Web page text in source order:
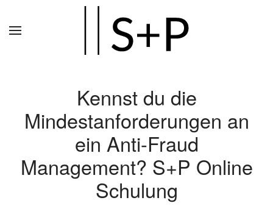
Kennst du die
Mindestanforderungen an
ein Anti-Fraud
Management? S+P Online
Schulung